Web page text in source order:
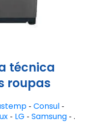
técnica
roupas
- Consul-
- LG - Samsung - .